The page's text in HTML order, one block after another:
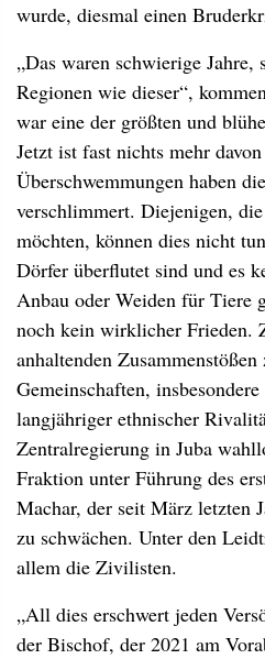
wurde, diesmal einen
„Das waren schwierige Jahre,
Regionen wie dieser“,
war eine der größten und
Jetzt ist fast nichts mehr
Überschwemmungen haben
verschlimmert. Diejenigen,
möchten, können dies nicht
Dörfer überflutet sind und es
Anbau oder Weiden für Tiere
noch kein wirklicher Frieden.
anhaltenden
Gemeinschaften,
langjähriger ethnischer
Zentralregierung in Juba
Fraktion unter Führung des
Machar, der seit März letzten
zu schwächen. Unter den
allem die Zivilisten.
„All dies erschwert jeden
der Bischof, der 2021 am